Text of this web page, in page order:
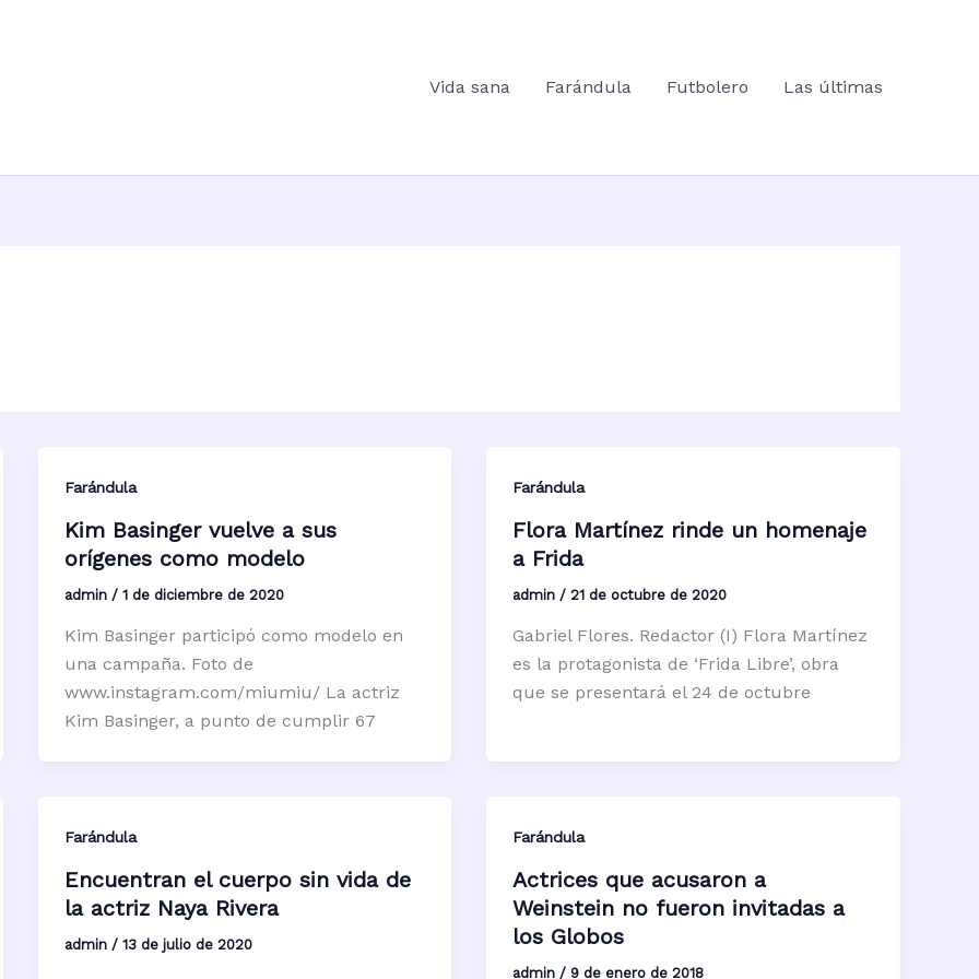
Vida sana
Farándula Futbolero Las últimas
Farándula
Kim Basinger vuelve a sus
orígenes como modelo
admin / 1 de diciembre de 2020
Kim Basinger participó como modelo en
una campaña. Foto de
www.instagram.com/miumiu/ La actriz
Kim Basinger, a punto de cumplir 67
Farándula
Flora Martínez rinde un homenaje
a Frida
admin /21 de octubre de 2020
Gabriel Flores. Redactor (I) Flora Martínez
es la protagonista de ‘Frida Libre’, obra
que se presentará el 24 de octubre
Farándula
Encuentran el cuerpo sin vida de
la actriz Naya Rivera
admin / 13 de julio de 2020
Farándula
Actrices que acusaron a
Weinstein no fueron invitadas a
los Globos
admin/ 9 de enero de 2018